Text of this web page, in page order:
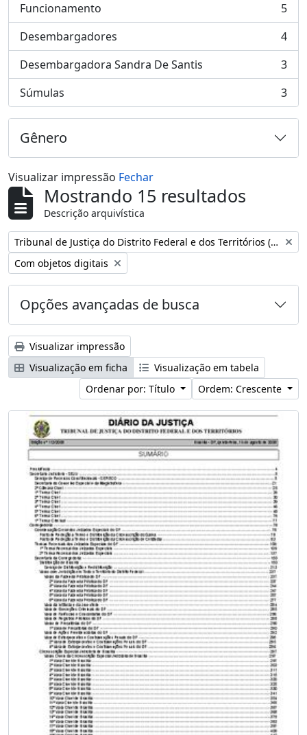
Funcionamento
, 5 resultados
5
Desembargadores
, 4 resultados
4
Desembargadora Sandra De Santis
, 3 resultados
3
Súmulas
, 3 resultados 3
Gênero
Visualizar impressão Fechar
Mostrando 15 resultados
Descrição arquivística
Remover filtro:
Tribunal de Justiça do Distrito Federal e dos Territórios (Brasil)
Remover filtro:
Com objetos digitais
Opções avançadas de busca
Visualizar impressão
Visualização em ficha
Visualização em tabela
Ordenar por: Título
Ordem: Crescente